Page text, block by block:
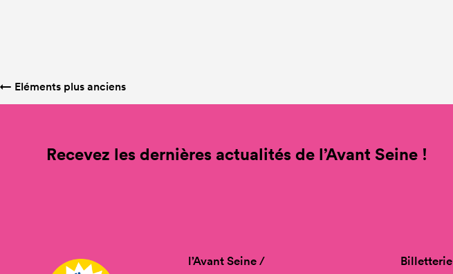
← Eléments plus anciens
Recevez les dernières actualités de l’Avant Seine !
l’Avant Seine /
Billetterie